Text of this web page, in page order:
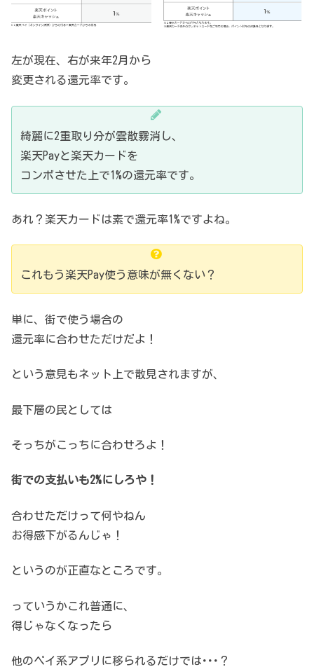
左が現在、右が来年2月から
変更される還元率です。
綺麗に2重取り分が雲散霧消し、
楽天Payと楽天カードを
コンボさせた上で1%の還元率です。
あれ？楽天カードは素で還元率1%ですよね。
これもう楽天Pay使う意味が無くない？
単に、街で使う場合の
還元率に合わせただけだよ！
という意見もネット上で散見されますが、
最下層の民としては
そっちがこっちに合わせろよ！
街での支払いも2%にしろや！
合わせただけって何やねん
お得感下がるんじゃ！
というのが正直なところです。
っていうかこれ普通に、
得じゃなくなったら
他のペイ系アプリに移られるだけでは･･･？